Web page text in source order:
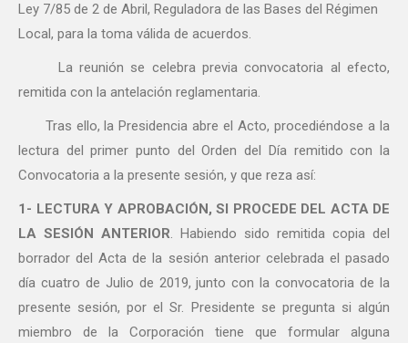
Ley 7/85 de 2 de Abril, Reguladora de las Bases del Régimen
Local, para la toma válida de acuerdos.
La reunión se celebra previa convocatoria al efecto,
remitida con la antelación reglamentaria.
Tras ello, la Presidencia abre el Acto, procediéndose a la
lectura del primer punto del Orden del Día remitido con la
Convocatoria a la presente sesión, y que reza así:
1- LECTURA Y APROBACIÓN, SI PROCEDE DEL ACTA DE
LA SESIÓN ANTERIOR. Habiendo sido remitida copia del
borrador del Acta de la sesión anterior celebrada el pasado
día cuatro de Julio de 2019, junto con la convocatoria de la
presente sesión, por el Sr. Presidente se pregunta si algún
miembro de la Corporación tiene que formular alguna